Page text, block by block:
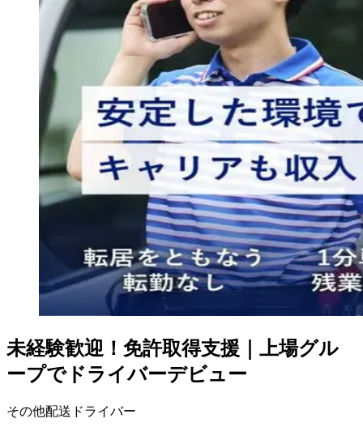
未経験歓迎！免許取得支援｜上場グル
ープでドライバーデビュー
その他配送ドライバー